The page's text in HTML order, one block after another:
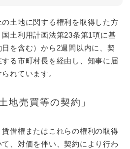
土地に関する権利を取得した方
国土利用計画法第23条第1項に基
を含む）から2週間以内に、契
る市町村長を経由し、知事に届
れています。
地売買等の契約」
借権またはこれらの権利の取得
、対価を伴い、契約により行わ